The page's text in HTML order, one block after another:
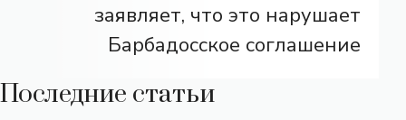
заявляет, что это нарушает
Барбадосское соглашение
Последние статьи